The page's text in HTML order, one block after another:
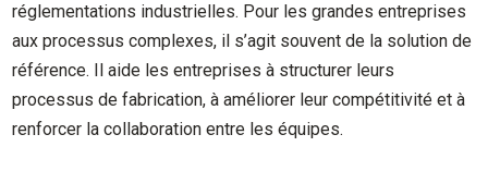
réglementations industrielles. Pour les grandes entreprises
aux processus complexes, il s’agit souvent de la solution de
référence. Il aide les entreprises à structurer leurs
processus de fabrication, à améliorer leur compétitivité et à
renforcer la collaboration entre les équipes.